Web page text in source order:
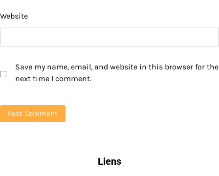
Website
Save my name, email, and website in this browser for the
next time I comment.
Liens